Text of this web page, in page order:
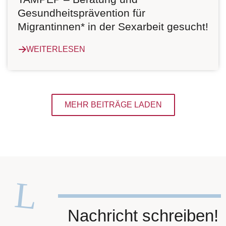
Gesundheitsprävention für
Migrantinnen* in der Sexarbeit gesucht!
WEITERLESEN
MEHR BEITRÄGE LADEN
Nachricht schreiben!